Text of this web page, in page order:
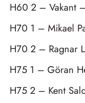
H60 2 – Vakant
H70 1 – Mikael
H70 2 – Ragnar
H75 1 – Göran
H75 2 – Kent